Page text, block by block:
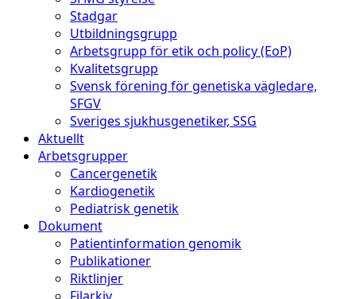
Stadgar
Utbildningsgrupp
Arbetsgrupp för etik och policy (EoP)
Kvalitetsgrupp
Svensk förening för genetiska vägledare,
SFGV
Sveriges sjukhusgenetiker, SSG
Aktuellt
Arbetsgrupper
Cancergenetik
Kardiogenetik
Pediatrisk genetik
Dokument
Patientinformation genomik
Publikationer
Riktlinjer